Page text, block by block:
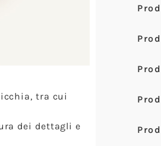
tra cui
dei dettagli e